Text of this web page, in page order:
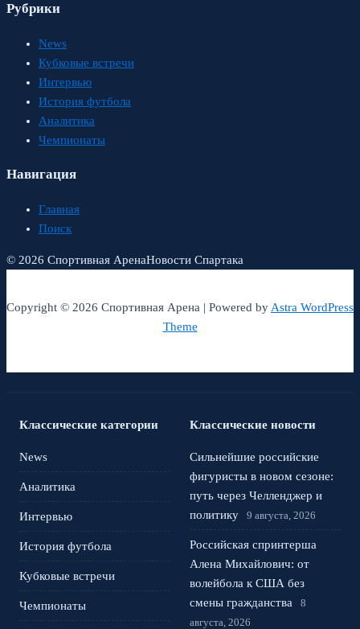
Рубрики
News
Кубковые встречи
Интервью
История футбола
Аналитика
Чемпионаты
Навигация
Главная
Поиск
© 2026 Спортивная АренаНовости Спартака
Copyright © 2026 Спортивная Арена | Powered byAstra WordPress
Theme
Классические категории
News
Аналитика
Интервью
История футбола
Кубковые встречи
Чемпионаты
Классические новости
Сильнейшие российские
фигуристы в новом сезоне:
путь через Челленджер и
политику
9 августа, 2026
Российская спринтерша
Алена Михайлович: от
волейбола к США без
смены гражданства
8
августа, 2026